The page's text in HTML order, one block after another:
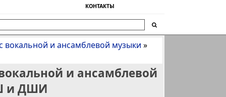
КОНТАКТЫ
вокальной и ансамблевой музыки »
и ансамблевой
и ДШИ